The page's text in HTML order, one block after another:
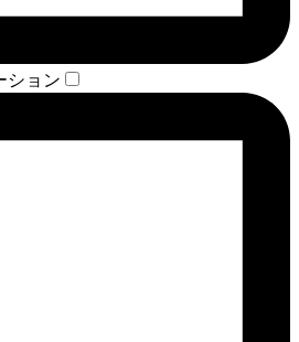
ション